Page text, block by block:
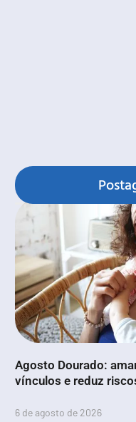
Agosto Dourado:
vínculos e reduz
6 de agosto de 2026